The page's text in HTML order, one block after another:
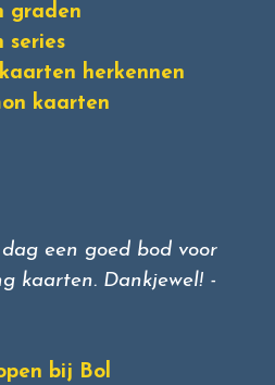
graden
series
herkennen
kaarten
een goed bod voor
kaarten. Dankjewel! -
bij Bol